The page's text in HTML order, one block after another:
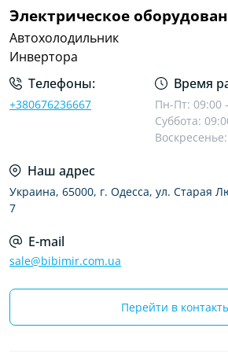
Электрическое
Автохолодильник
Инвертора
Телефоны:
+380676236667
Время
Пн-Пт: 09:00
Суббота:
Наш адрес
Украина, 65000, г. Одесса, ул. Старая
7
E-mail
sale@bibimir.com.ua
Перейти в